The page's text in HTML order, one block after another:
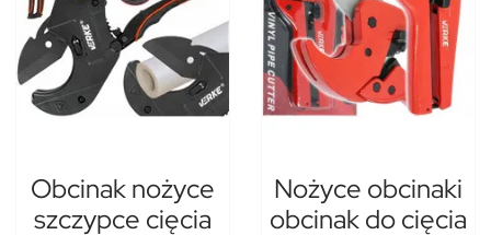
Obcinak nożyce
szczypce cięcia
Nożyce obcinaki
obcinak do cięcia